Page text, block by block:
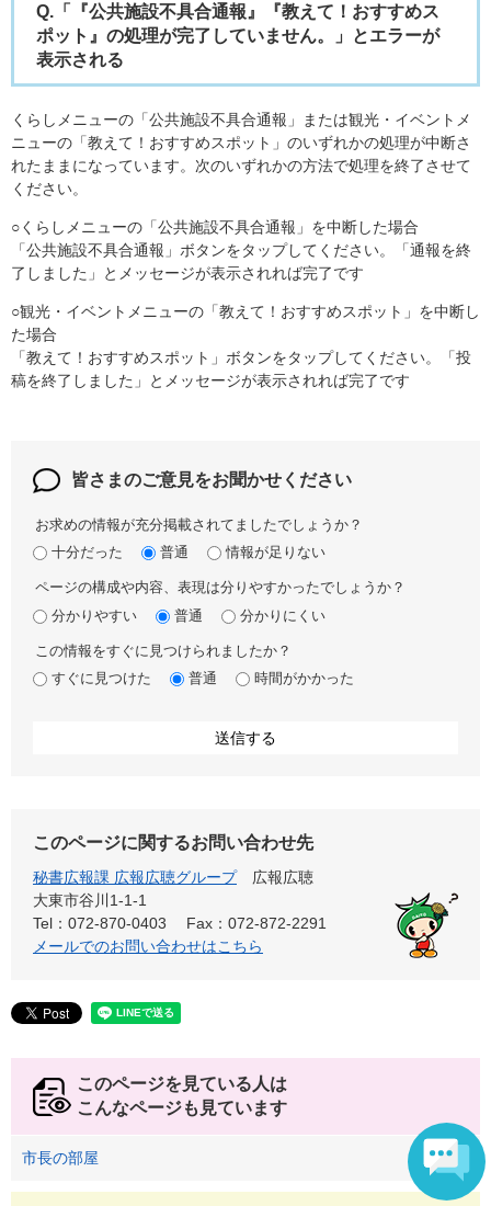
Q.「『公共施設不具合通報』『教えて！おすすめス
ポット』の処理が完了していません。」とエラーが
表示される
くらしメニューの「公共施設不具合通報」または観光・イベントメ
ニューの「教えて！おすすめスポット」のいずれかの処理が中断さ
れたままになっています。次のいずれかの方法で処理を終了させて
ください。
○くらしメニューの「公共施設不具合通報」を中断した場合
​「公共施設不具合通報」ボタンをタップしてください。「通報を終
了しました」とメッセージが表示されれば完了です
○観光・イベントメニューの「教えて！おすすめスポット」を中断し
た場合
​「教えて！おすすめスポット」ボタンをタップしてください。「投
稿を終了しました」とメッセージが表示されれば完了です
皆さまのご意見をお聞かせください
お求めの情報が充分掲載されてましたでしょうか？
十分だった
普通 情報が足りない
ページの構成や内容、表現は分りやすかったでしょうか？
分かりやすい
普通 分かりにくい
この情報をすぐに見つけられましたか？
すぐに見つけた
普通 時間がかかった
このページに関するお問い合わせ先
秘書広報課 広報広聴グループ
広報広聴
大東市谷川1-1-1
Tel：072-870-0403
Fax：072-872-2291
メールでのお問い合わせはこちら
このページを見ている人は
こんなページも見ています
市長の部屋